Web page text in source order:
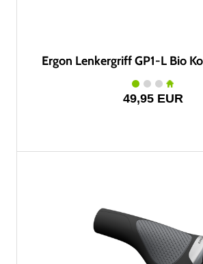
Ergon Lenkergriff GP1-L Bio
49,95 EUR